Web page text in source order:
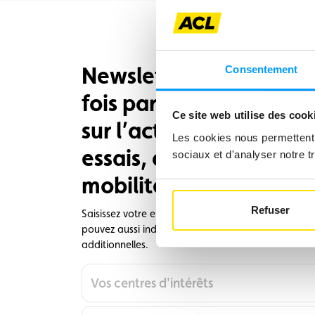
Consentement
Ce site web utilise des
Les cookies nous
sociaux et d'analyser notre
Refuser
Newsletter ACL -
fois par mois, tous les
sur l’actualité de
essais, de l’actualité
mobilité, etc.
Saisissez votre email pour recevoir notre
pouvez aussi indiquer vos centres d'intérêts pour
additionnelles.
Vos centres d'intérêts
En
option,